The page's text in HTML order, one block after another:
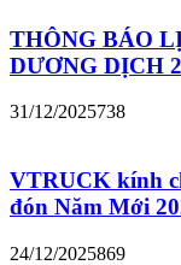
THÔNG BÁO
DƯƠNG DỊCH
31/12/2025738
VTRUCK kính
đón Năm Mới
24/12/2025869